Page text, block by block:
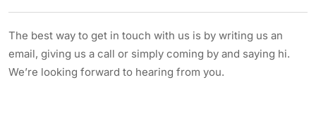
The best way to get in touch with us is by writing us an
email, giving us a call or simply coming by and saying hi.
We’re looking forward to hearing from you.